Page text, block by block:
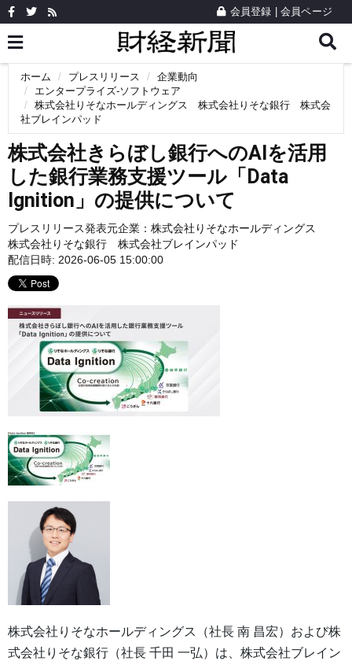
会員登録 会員ページ
ホーム プレスリリース
企業動向
エンタープライズ-ソフトウェア
株式会社りそなホールディングス 株式会社りそな銀行 株式会
社ブレインパッド
株式会社きらぼし銀行へのAIを活用
した銀行業務支援ツール「Data
Ignition」の提供について
プレスリリース発表元企業： 株式会社りそなホールディングス
株式会社りそな銀行 株式会社ブレインパッド
配信日時: 2026-06-05 15:00:00
株式会社りそなホールディングス（社長 南 昌宏）および株
式会社りそな銀行（社長 千田 一弘）は、株式会社ブレイン